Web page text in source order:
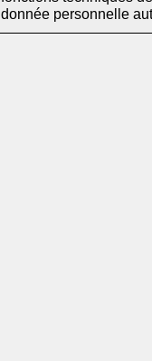
donnée personnelle